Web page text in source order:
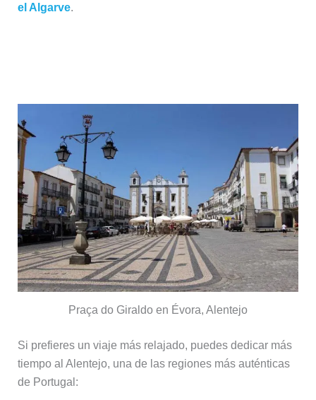
el Algarve.
Praça do Giraldo en Évora, Alentejo
Si prefieres un viaje más relajado, puedes dedicar más
tiempo al Alentejo, una de las regiones más auténticas
de Portugal: